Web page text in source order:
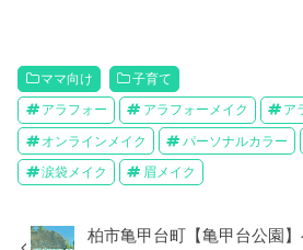
ママ向け 子育て
アラフォー アラフォーメイク ア
オンラインメイク パーソナルカラー
涙袋メイク 眉メイク
柏市亀甲台町【亀甲台公園